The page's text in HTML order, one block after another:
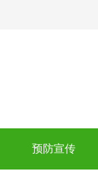
预防宣传